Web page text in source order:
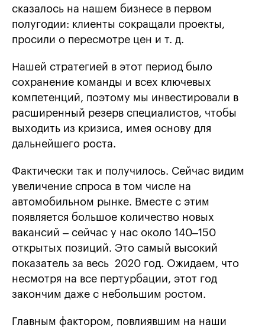
сказалось на нашем бизнесе в первом
полугодии: клиенты сокращали проекты,
просили о пересмотре цен и т. д.
Нашей стратегией в этот период было
сохранение команды и всех ключевых
компетенций, поэтому мы инвестировали в
расширенный резерв специалистов, чтобы
выходить из кризиса, имея основу для
дальнейшего роста.
Фактически так и получилось. Сейчас видим
увеличение спроса в том числе на
автомобильном рынке. Вместе с этим
появляется большое количество новых
вакансий – сейчас у нас около 140–150
открытых позиций. Это самый высокий
показатель за весь 2020 год. Ожидаем, что
несмотря на все пертурбации, этот год
закончим даже с небольшим ростом.
Главным фактором, повлиявшим на наши